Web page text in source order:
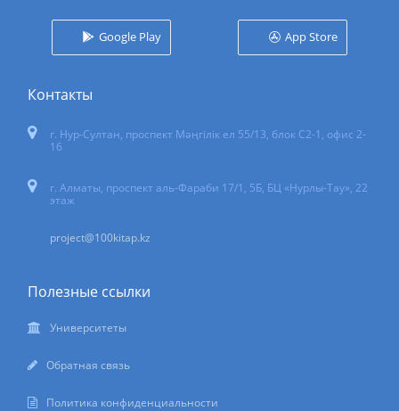
Google Play App Store
Контакты
г. Нур-Султан, проспект Мәңгілік ел 55/13, блок С2-1, офис 2-
16
г. Алматы, проспект аль-Фараби 17/1, 5Б, БЦ «Нурлы-Тау», 22
этаж
project@100kitap.kz
Полезные ссылки
Университеты
Обратная связь
Политика конфиденциальности